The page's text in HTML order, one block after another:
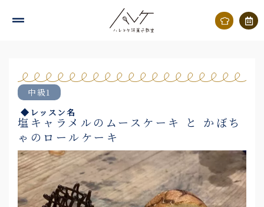
中級1
◆レッスン名
塩キャラメルのムースケーキ と かぼち
ゃのロールケーキ